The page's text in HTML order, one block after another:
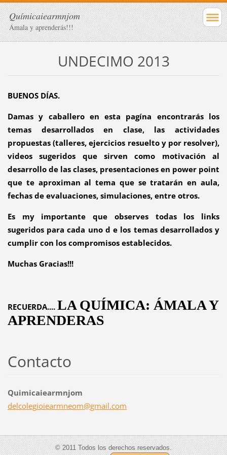
Químicaiearmnjom
Ámala y aprenderás!!!
UNDECIMO 2013
BUENOS DÍAS.
Damas y caballero en esta pagína encontrarás los
temas desarrollados en clase, las actividades
propuestas (talleres, ejercicios resuelto y por resolver),
videos sugeridos que sirven como motivación al
desarrollo de las clases, presentaciones en power point
que te aproximan al tema que se tratarán en aula,
fechas de evaluaciones, simulaciones, entre otros.
Es my importante que observes todas los links
sugeridos para cada uno d e los temas desarrollados y
cumplir con los compromisos establecidos.
Muchas Gracias!!!
RECUERDA.... LA QUÍMICA: ÁMALA Y
APRENDERAS
Contacto
Quimicaiearmnjom
delcolegioiearmneom@gmail.com
© 2011 Todos los derechos reservados.